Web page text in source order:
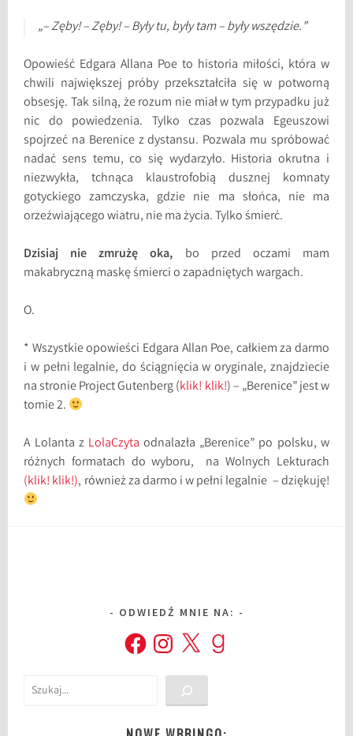
„– Zęby! – Zęby! – Były tu, były tam – były wszędzie.”
Opowieść Edgara Allana Poe to historia miłości, która w
chwili największej próby przekształciła się w potworną
obsesję. Tak silną, że rozum nie miał w tym przypadku już
nic do powiedzenia. Tylko czas pozwala Egeuszowi
spojrzeć na Berenice z dystansu. Pozwala mu spróbować
nadać sens temu, co się wydarzyło. Historia okrutna i
niezwykła, tchnąca klaustrofobią dusznej komnaty
gotyckiego zamczyska, gdzie nie ma słońca, nie ma
orzeźwiającego wiatru, nie ma życia. Tylko śmierć.
Dzisiaj nie zmrużę oka, bo przed oczami mam
makabryczną maskę śmierci o zapadniętych wargach.
O.
* Wszystkie opowieści Edgara Allan Poe, całkiem za darmo
i w pełni legalnie, do ściągnięcia w oryginale, znajdziecie
na stronie Project Gutenberg (klik! klik!) – „Berenice” jest w
tomie 2.
A Lolanta z LolaCzytaodnalazła „Berenice” po polsku, w
różnych formatach do wyboru, na Wolnych Lekturach
(klik! klik!), również za darmo i w pełni legalnie – dziękuję!
ODWIEDŹ MNIE NA:
FacebookInstagram
X Goodreads
Szukaj